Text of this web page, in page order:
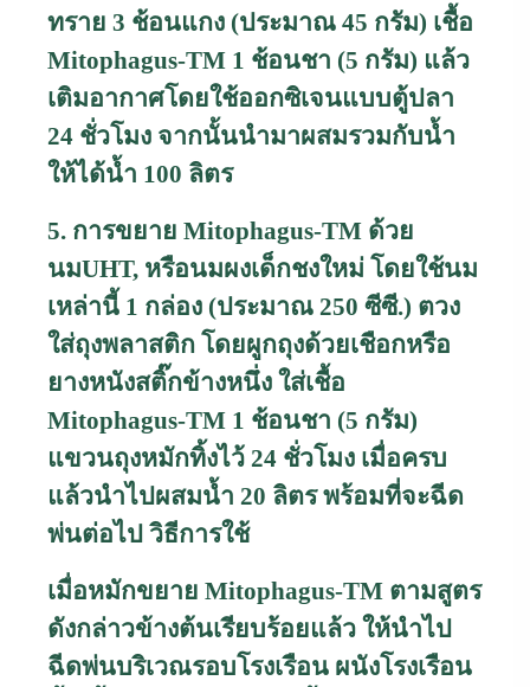
ทราย 3 ช้อนแกง (ประมาณ 45 กรัม) เชื้อ
Mitophagus-TM 1 ช้อนชา (5 กรัม) แล้ว
เติมอากาศโดยใช้ออกซิเจนแบบตู้ปลา
24 ชั่วโมง จากนั้นนำมาผสมรวมกับน้ำ
ให้ได้น้ำ 100 ลิตร
5. การขยาย Mitophagus-TM ด้วย
นมUHT, หรือนมผงเด็กชงใหม่ โดยใช้นม
เหล่านี้ 1 กล่อง (ประมาณ 250 ซีซี.) ตวง
ใส่ถุงพลาสติก โดยผูกถุงด้วยเชือกหรือ
ยางหนังสติ๊กข้างหนึ่ง ใส่เชื้อ
Mitophagus-TM 1 ช้อนชา (5 กรัม)
แขวนถุงหมักทิ้งไว้ 24 ชั่วโมง เมื่อครบ
แล้วนำไปผสมน้ำ 20 ลิตร พร้อมที่จะฉีด
พ่นต่อไป วิธีการใช้
เมื่อหมักขยาย Mitophagus-TM ตามสูตร
ดังกล่าวข้างต้นเรียบร้อยแล้ว ให้นำไป
ฉีดพ่นบริเวณรอบโรงเรือน ผนังโรงเรือน